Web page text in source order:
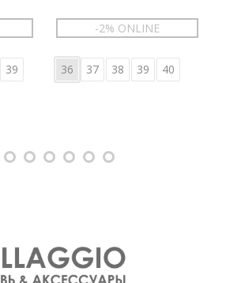
39
-2% ONLINE
36 37 38 39 40